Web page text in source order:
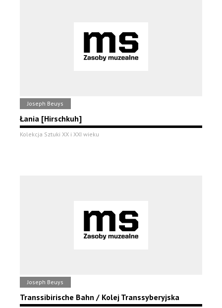
Joseph Beuys
Łania [Hirschkuh]
Kolekcja Sztuki XX i XXI wieku
Joseph Beuys
Transsibirische Bahn / Kolej Transsyberyjska